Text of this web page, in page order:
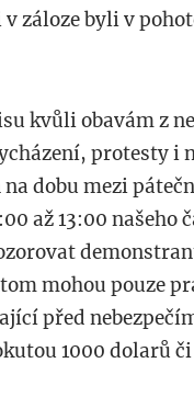
záloze byli v
kvůli obavám z
protesty i
dobu mezi
až 13:00 našeho
mohou pouze
před
1000 dolarů